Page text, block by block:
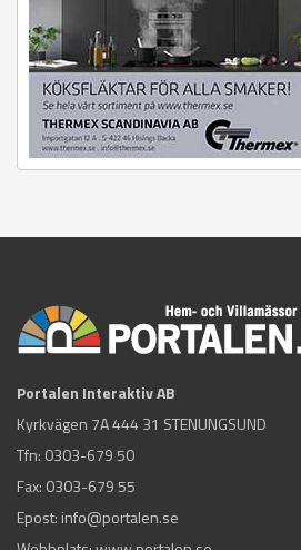
Portalen Interaktiv AB
Kyrkvägen 7A 444 31 STENUNGSUND
Tfn: 0303-679 50
Fax: 0303-679 55
Epost: info@portalen.se